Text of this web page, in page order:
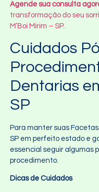
Agende sua consulta
transformação do seu
M’Boi Mirim – SP.
Cuidados
Dentarias
SP
Para manter suas
SP em perfeito estado e
essencial seguir algumas
procedimento.
Dicas de Cuidados